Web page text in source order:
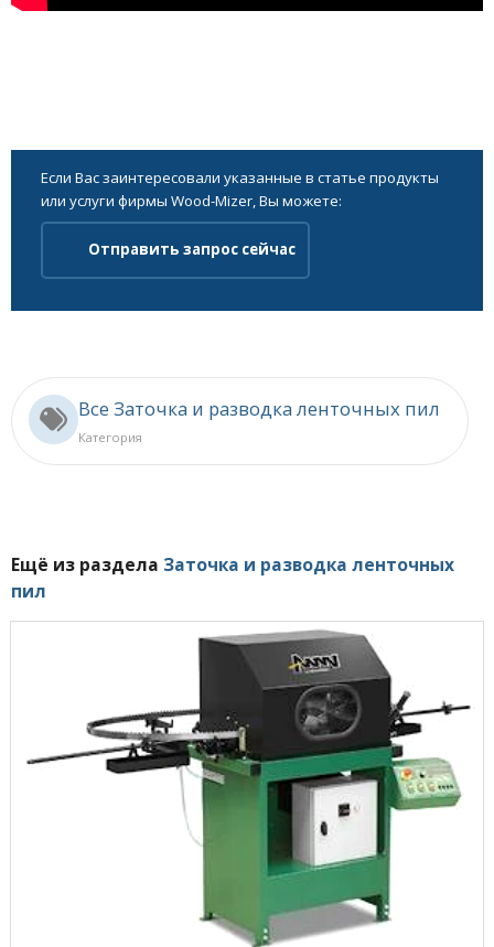
Если Вас заинтересовали указанные в статье продукты
или услуги фирмы Wood-Mizer, Вы можете:
Отправить запрос сейчас
Все Заточка и разводка ленточных пил
Категория
Ещё из раздела Заточка и разводка ленточных
пил